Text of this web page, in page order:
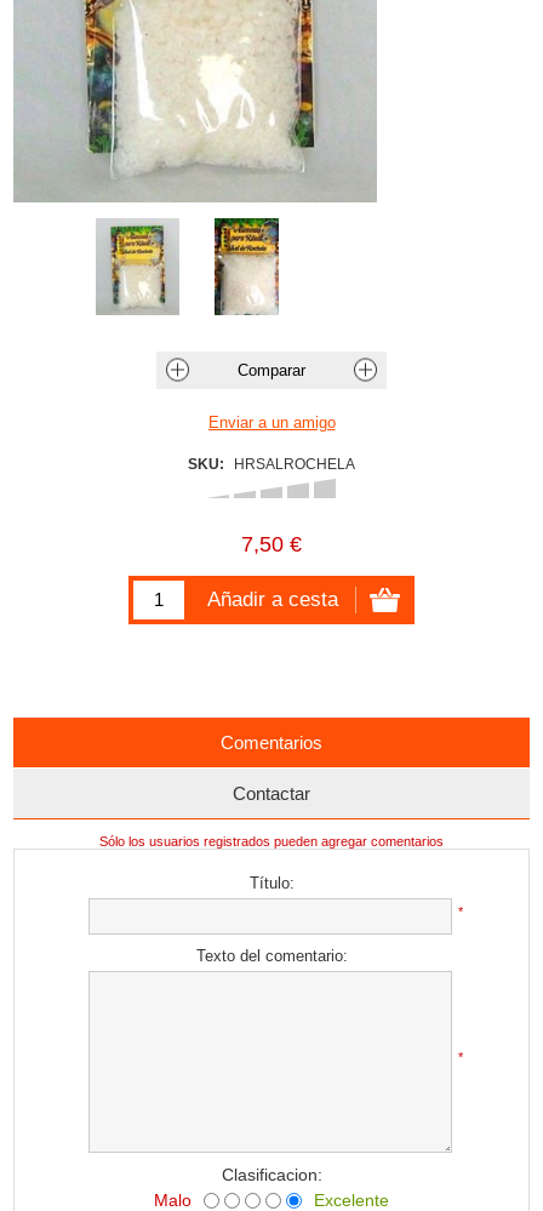
SKU: HRSALROCHELA
7,50 €
Comentarios
Contactar
Sólo los usuarios registrados pueden agregar comentarios
Título:
*
Texto del comentario:
*
Clasificacion:
Malo
Excelente